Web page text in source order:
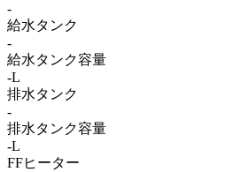
-
給水タンク
-
給水タンク容量
-L
排水タンク
-
排水タンク容量
-L
FFヒーター